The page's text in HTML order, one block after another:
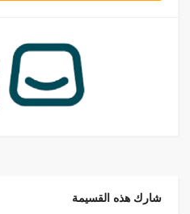
شارك هذه القسيمة